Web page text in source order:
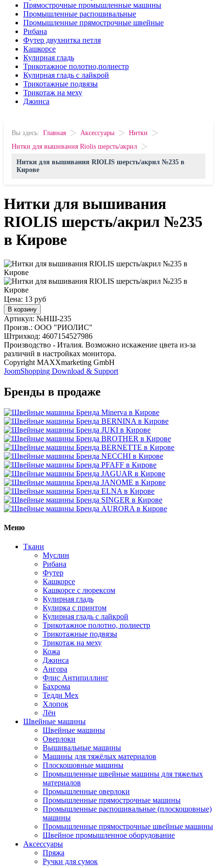
Прямострочные промышленные машины
Промышленные распошивальные
Промышленные прямострочные швейные
Рибана
Футер двухнитка петля
Кашкорсе
Кулирная гладь
Трикотажное полотно,полиестр
Кулирная гладь с лайкрой
Трикотажные подвязы
Трикотаж на меху
Джинса
Вы здесь: Главная > Аксессуары > Нитки >
Нитки для вышивания Riolis шерсть/акрил >
Нитки для вышивания RIOLIS шерсть/акрил №235 в
Кирове
Нитки для вышивания
RIOLIS шерсть/акрил №235
в Кирове
Цена: 13 руб
В корзину
Артикул: №НШ-235
Произв.: ООО "РИОЛИС"
Штрихкод: 4607154527986
Производство - Италия. Возможно искажение цвета из-за
различий в настройках монитора.
Copyright MAXXmarketing GmbH
JoomShopping Download & Support
Бренды в продаже
Меню
Ткани
Муслин
Рибана
Футер
Кашкорсе
Кашкорсе с люрексом
Кулирная гладь
Кулирка с принтом
Кулирная гладь с лайкрой
Трикотажное полотно, полиестр
Трикотажные подвязы
Трикотаж на меху
Кожа
Джинса
Ангора
Флис Антипиллинг
Бахрома
Тедди Мех
Хлопок
Лён
Швейные машины
Швейные машины
Оверлоки
Вышивальные машины
Машины для тяжёлых материалов
Плоскошовные машины
Промышленные швейные машины для тяжелых
материалов
Промышленные оверлоки
Промышленные прямострочные машины
Промышленные распошивальные (плоскошовные)
машины
Промышленные прямострочные швейные машины
Швейное промышленное оборудование
Аксессуары
Пряжа
Ручки для сумок